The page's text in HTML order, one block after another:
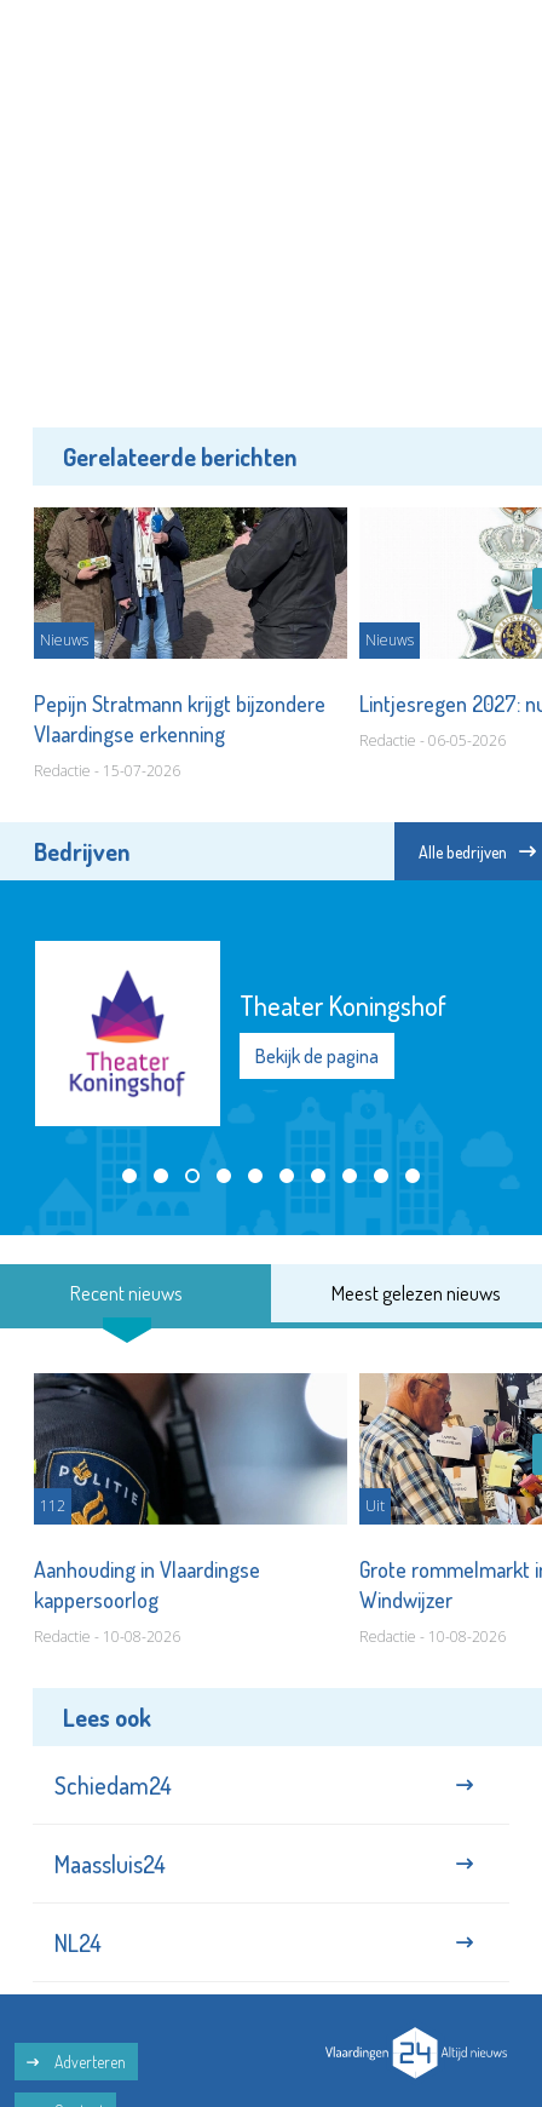
Gerelateerde berichten
Nieuws
Pepijn Stratmann krijgt bijzondere
Vlaardingse erkenning
Redactie - 15-07-2026
Nieuws
Lintjesregen 2027:
Redactie - 06-05-2026
Bedrijven Alle bedrijven
Theater Koningshof
Bekijk de pagina
Recent nieuws Meest gelezen nieuws
112
Aanhouding in Vlaardingse
kappersoorlog
Redactie - 10-08-2026
Uit
Grote rommelmarkt
Windwijzer
Redactie - 10-08-2026
Lees ook
Schiedam24
Maassluis24
NL24
Adverteren